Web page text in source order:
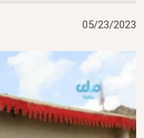
05/23/2023